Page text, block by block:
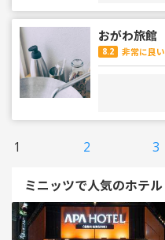
おがわ旅館
8.2 非常に良い
1 2 3
ミニッツで人気のホテル